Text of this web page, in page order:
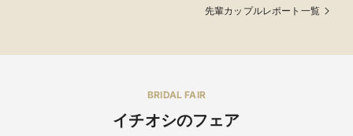
先輩カップルレポート一覧
BRIDAL FAIR
イチオシのフェア